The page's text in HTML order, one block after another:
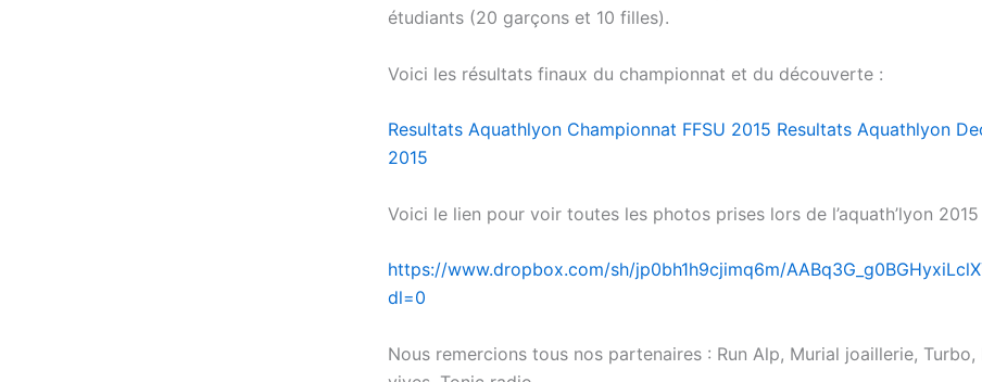
étudiants (20 garçons et 10 filles).
Voici les résultats finaux du championnat et du découverte :
Resultats Aquathlyon Championnat FFSU 2015 Resultats Aquathlyon
2015
Voici le lien pour voir toutes les photos prises lors de l’aquath’lyon 2015
https://www.dropbox.com/sh/jp0bh1h9cjimq6m/
dl=0
Nous remercions tous nos partenaires : Run Alp, Murial joaillerie, Turbo,